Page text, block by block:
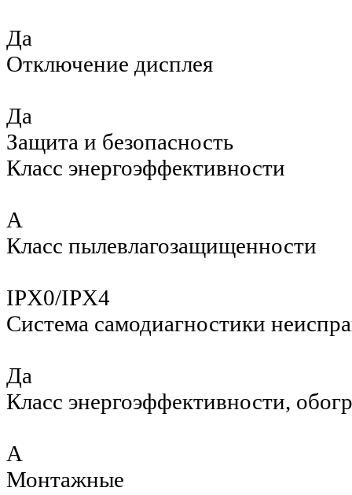
Да
Отключение дисплея
Да
Защита и безопасность
Класс энергоэффективности
A
Класс пылевлагозащищенности
IPX0/IPX4
Система самодиагностики
Да
Класс энергоэффективности,
A
Монтажные